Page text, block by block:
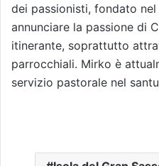
dei passionisti, fondato
annunciare la passione di
itinerante, soprattutto
parrocchiali. Mirko è
servizio pastorale nel